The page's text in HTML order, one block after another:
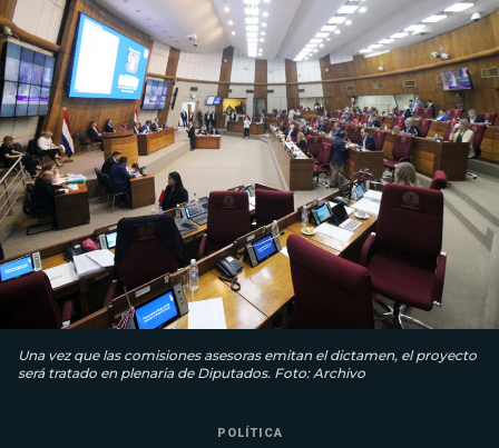
Una vez que las comisiones asesoras emitan el dictamen, el proyecto
será tratado en plenaria de Diputados. Foto: Archivo
POLÍTICA